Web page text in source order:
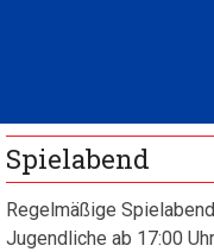
Spielabend
Regelmäßige
Jugendliche ab 17:00